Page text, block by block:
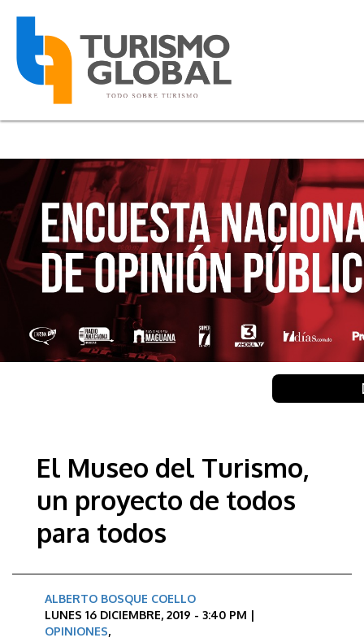
El Museo del Turismo,
un proyecto de todos
para todos
ALBERTO BOSQUE COELLO
LUNES 16 DICIEMBRE, 2019 - 3:40 PM |
OPINIONES,